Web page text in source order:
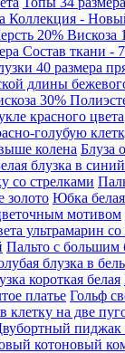
Коллекция -
20% Вискоза
Состав ткани -
40 размера
длины
30%
красного цвета
голубую
колена Блуза
блузка в
со стрелками
золото Юбка белая
мотивом
ультрамарин со
Пальто с большим
блузка в
короткая белая
платье Гольф
клетку на две
котоновый